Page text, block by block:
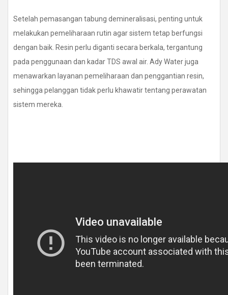
Setelah pemasangan tabung demineralisasi, penting untuk
melakukan pemeliharaan rutin agar sistem tetap berfungsi
dengan baik. Resin perlu diganti secara berkala, tergantung
pada penggunaan dan kadar TDS awal air. Ady Water juga
menawarkan layanan pemeliharaan dan penggantian resin,
sehingga pelanggan tidak perlu khawatir tentang perawatan
sistem mereka.